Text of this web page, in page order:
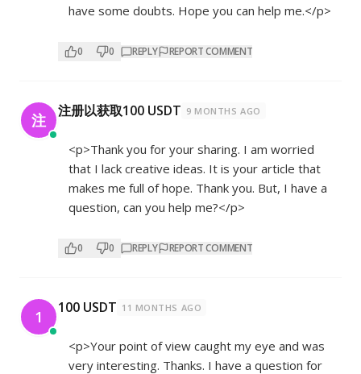
have some doubts. Hope you can help me.</p>
0 0 REPLY REPORT COMMENT
注 注册以获取100 USDT 9 MONTHS AGO
<p>Thank you for your sharing. I am worried
that I lack creative ideas. It is your article that
makes me full of hope. Thank you. But, I have a
question, can you help me?</p>
0 0 REPLY REPORT COMMENT
1 100 USDT 11 MONTHS AGO
<p>Your point of view caught my eye and was
very interesting. Thanks. I have a question for